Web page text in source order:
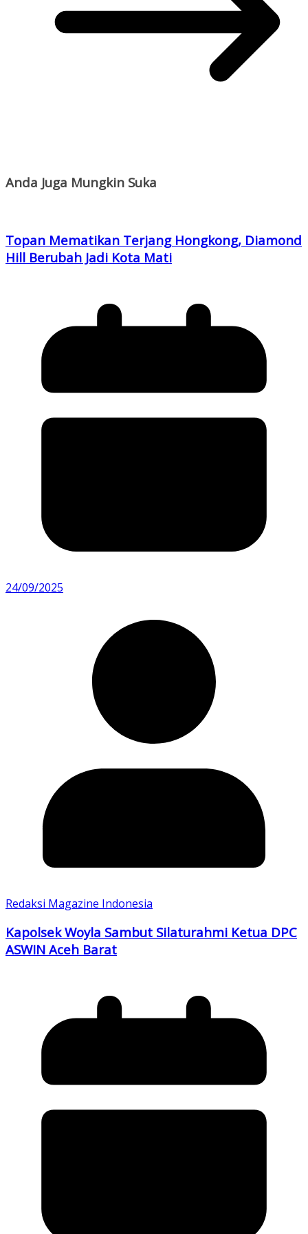
Anda Juga Mungkin Suka
Topan Mematikan Terjang Hongkong, Diamond
Hill Berubah Jadi Kota Mati
24/09/2025
Redaksi Magazine Indonesia
Kapolsek Woyla Sambut Silaturahmi Ketua DPC
ASWIN Aceh Barat